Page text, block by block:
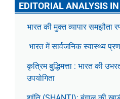
EDITORIAL ANALYSIS
भारत की मुक्त व्यापार समझौता
भारत में सार्वजनिक स्वास्थ्य
कृत्रिम बुद्धिमत्ता : भारत की
उपयोगिता